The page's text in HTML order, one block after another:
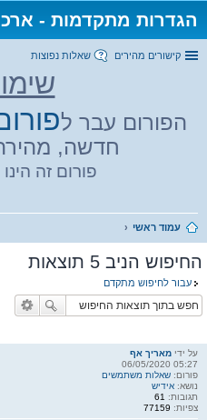
הגדרות מתקדמות -
קישורים מהירים שאלות נפוצות
הפורום עבר ל
חדשה, מהירה
פורום זה
עמוד ראשי
החיפוש הניב 5 תוצאות
עבור לחיפוש מתקדם
על ידי מאריך אף
05:27 06/05/2020
פורום: שאלות משתמשים
נושא: אידיש
תגובות: 61
צפיות: 77159